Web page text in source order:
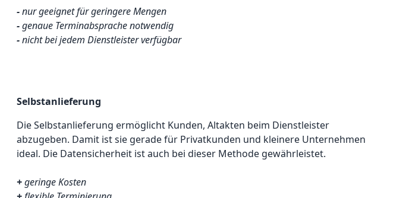
-nur geeignet für geringere Mengen
-genaue Terminabsprache notwendig
-nicht bei jedem Dienstleister verfügbar
Selbstanlieferung
Die Selbstanlieferung ermöglicht Kunden, Altakten beim Dienstleister
abzugeben. Damit ist sie gerade für Privatkunden und kleinere Unternehmen
ideal. Die Datensicherheit ist auch bei dieser Methode gewährleistet.
+geringe Kosten